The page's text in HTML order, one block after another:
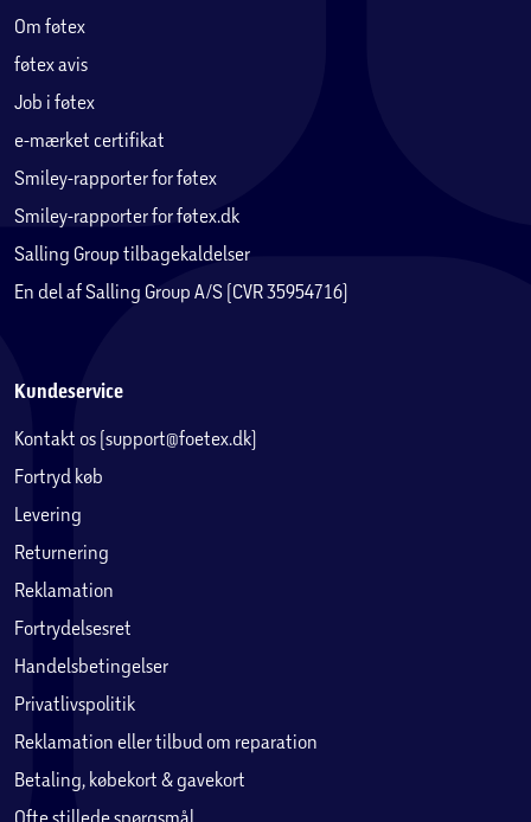
Om føtex
føtex avis
Job i føtex
e-mærket certifikat
Smiley-rapporter for føtex
Smiley-rapporter for føtex.dk
Salling Group tilbagekaldelser
En del af Salling Group A/S (CVR 35954716)
Kundeservice
Kontakt os (support@foetex.dk)
Fortryd køb
Levering
Returnering
Reklamation
Fortrydelsesret
Handelsbetingelser
Privatlivspolitik
Reklamation eller tilbud om reparation
Betaling, købekort & gavekort
Ofte stillede spørgsmål